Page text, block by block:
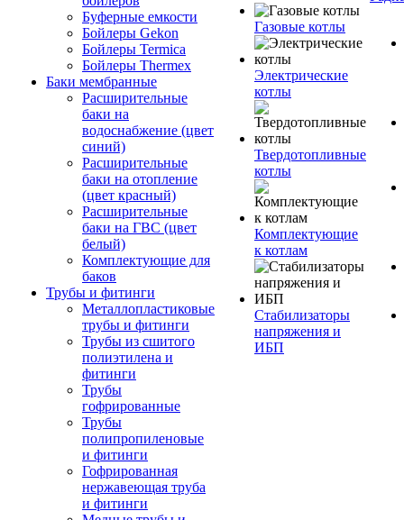
Буферные емкости
Бойлеры Gekon
Бойлеры Termica
Бойлеры Thermex
Баки мембранные
Расширительные
баки на
водоснабжение (цвет
синий)
Расширительные
баки на отопление
(цвет красный)
Расширительные
баки на ГВС (цвет
белый)
Комплектующие для
баков
Трубы и фитинги
Металлопластиковые
трубы и фитинги
Трубы из сшитого
полиэтилена и
фитинги
Трубы
гофрированные
Трубы
полипропиленовые
и фитинги
Гофрированная
нержавеющая труба
и фитинги
Газовые котлы
Электрические
котлы
Твердотопливные
котлы
Комплектующие
к котлам
Стабилизаторы
напряжения и
ИБП